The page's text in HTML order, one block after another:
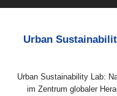
Urban
Urban Sustainability Lab:
im Zentrum globaler
Fr